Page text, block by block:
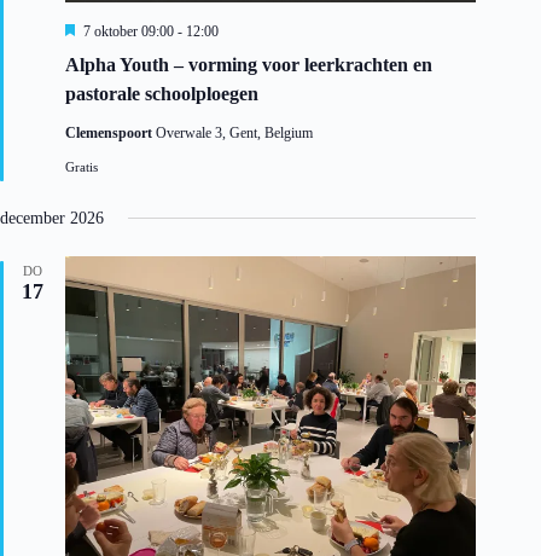
Alpha Youth – vorming voor leerkrachten en
pastorale schoolploegen
U
t
g
l
c
7 oktober 09:00 - 12:00
Clemenspoort Overwale 3, Gent, Belgium
Gratis
december 2026
DO
17